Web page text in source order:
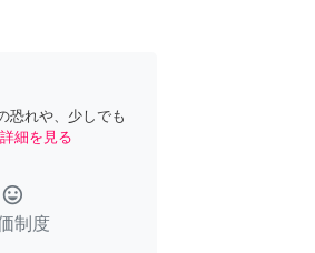
恐れや、少しでも
詳細を見る
tag_faces
制度